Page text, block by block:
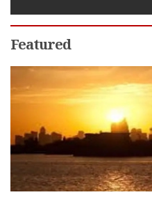
Featured